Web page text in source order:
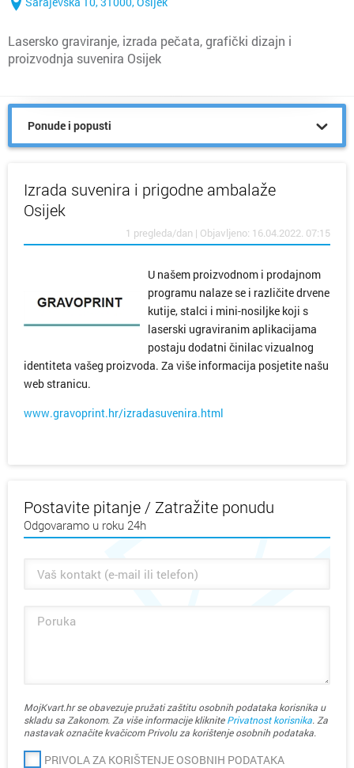
Lasersko graviranje, izrada pečata, grafički dizajn i
proizvodnja suvenira Osijek
Ponude i popusti
Izrada suvenira i prigodne ambalaže
Osijek
1 pregleda/dan | Objavljeno: 16.04.2022. 07:15
U našem proizvodnom i prodajnom
programu nalaze se i različite drvene
kutije, stalci i mini-nosiljke koji s
laserski ugraviranim aplikacijama
postaju dodatni činilac vizualnog
identiteta vašeg proizvoda. Za više informacija posjetite našu
web stranicu.
www.gravoprint.hr/izradasuvenira.html
Postavite pitanje / Zatražite ponudu
Odgovaramo u roku 24h
MojKvart.hr se obavezuje pružati zaštitu osobnih podataka korisnika u
skladu sa Zakonom. Za više informacije kliknitePrivatnost korisnika. Za
nastavak označite kvačicom Privolu za korištenje osobnih podataka.
PRIVOLA ZA KORIŠTENJE OSOBNIH PODATAKA